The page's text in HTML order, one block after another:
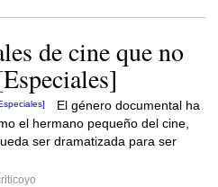
de cine que no
El género documental ha
el hermano pequeño del cine,
ser dramatizada para ser